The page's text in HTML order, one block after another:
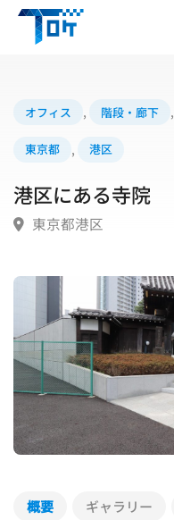
シーン
エリア
オフィス 階段・廊下
港区にある寺院
概要 ギャラリー